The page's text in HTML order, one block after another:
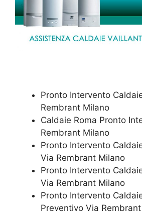
Pronto Intervento
Rembrant Milano
Caldaie Roma Pronto
Rembrant Milano
Pronto Intervento
Via Rembrant Milano
Pronto Intervento
Via Rembrant Milano
Pronto Intervento
Preventivo Via